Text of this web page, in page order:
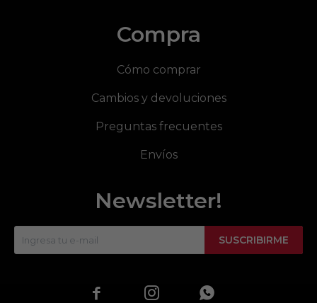
Compra
Cómo comprar
Cambios y devoluciones
Preguntas frecuentes
Envíos
Newsletter!
SUSCRIBIRME
  